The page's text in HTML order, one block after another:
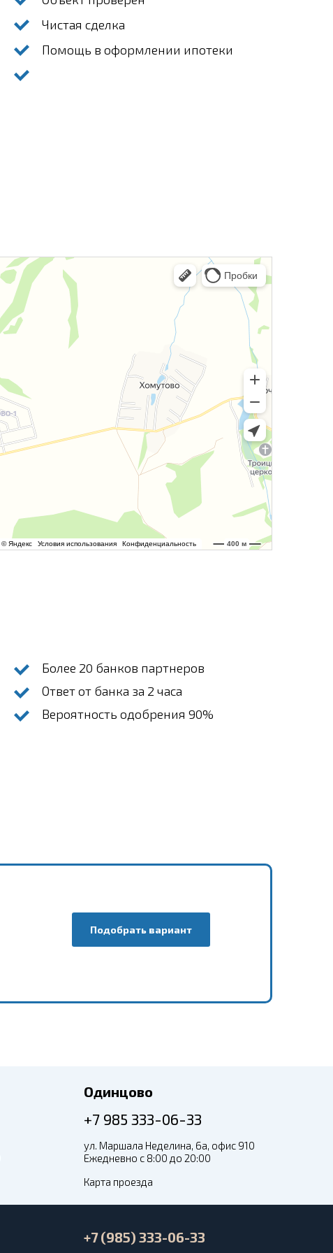
Чистая сделка
Помощь в оформлении ипотеки
Более 20 банков партнеров
Ответ от банка за 2 часа
Вероятность одобрения 90%
Подобрать вариант
Одинцово
+7 985 333-06-33
ул. Маршала Неделина, 6а, офис 910
Ежедневно с 8:00 до 20:00
Карта проезда
+7 (985) 333-06-33